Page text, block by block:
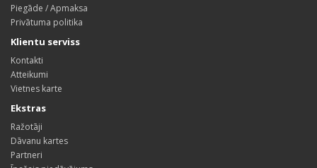
Piegāde / Apmaksa
Privātuma politika
Klientu serviss
Kontakti
Atteikumi
Vietnes karte
Ekstras
Ražotāji
Dāvanu kartes
Partneri